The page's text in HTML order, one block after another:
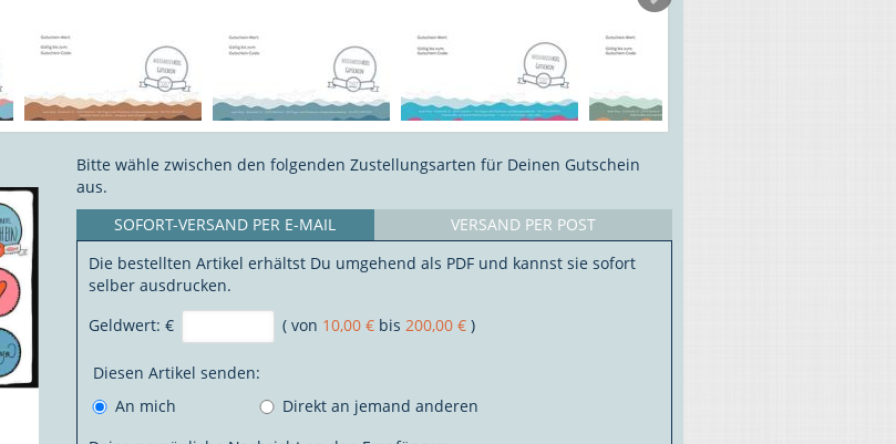
Bitte wähle zwischen den folgenden Zustellungsarten für Deinen Gutschein
aus.
SOFORT-VERSAND PER E-MAIL
VERSAND PER POST
Die bestellten Artikel erhältst Du umgehend als PDF und kannst sie sofort
selber ausdrucken.
Geldwert: € ( von 10,00 €bis 200,00 €)
Diesen Artikel senden:
An mich
Direkt an jemand anderen